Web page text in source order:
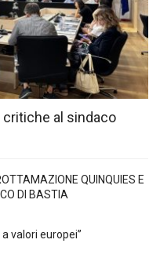
critiche al sindaco
QUINQUIES E
DI BASTIA
valori europei”